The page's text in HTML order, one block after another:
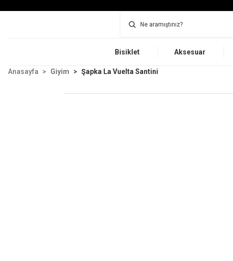
Bisiklet Aksesuar
Anasayfa Giyim Şapka La Vuelta Santini